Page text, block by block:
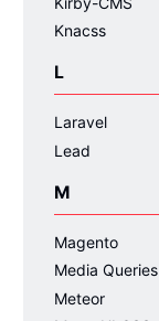
Knacss
L
Laravel
Lead
M
Magento
Media Queries
Meteor